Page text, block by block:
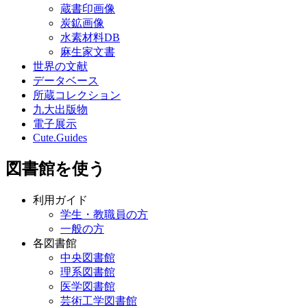
蔵書印画像
炭鉱画像
水素材料DB
麻生家文書
世界の文献
データベース
所蔵コレクション
九大出版物
電子展示
Cute.Guides
図書館を使う
利用ガイド
学生・教職員の方
一般の方
各図書館
中央図書館
理系図書館
医学図書館
芸術工学図書館